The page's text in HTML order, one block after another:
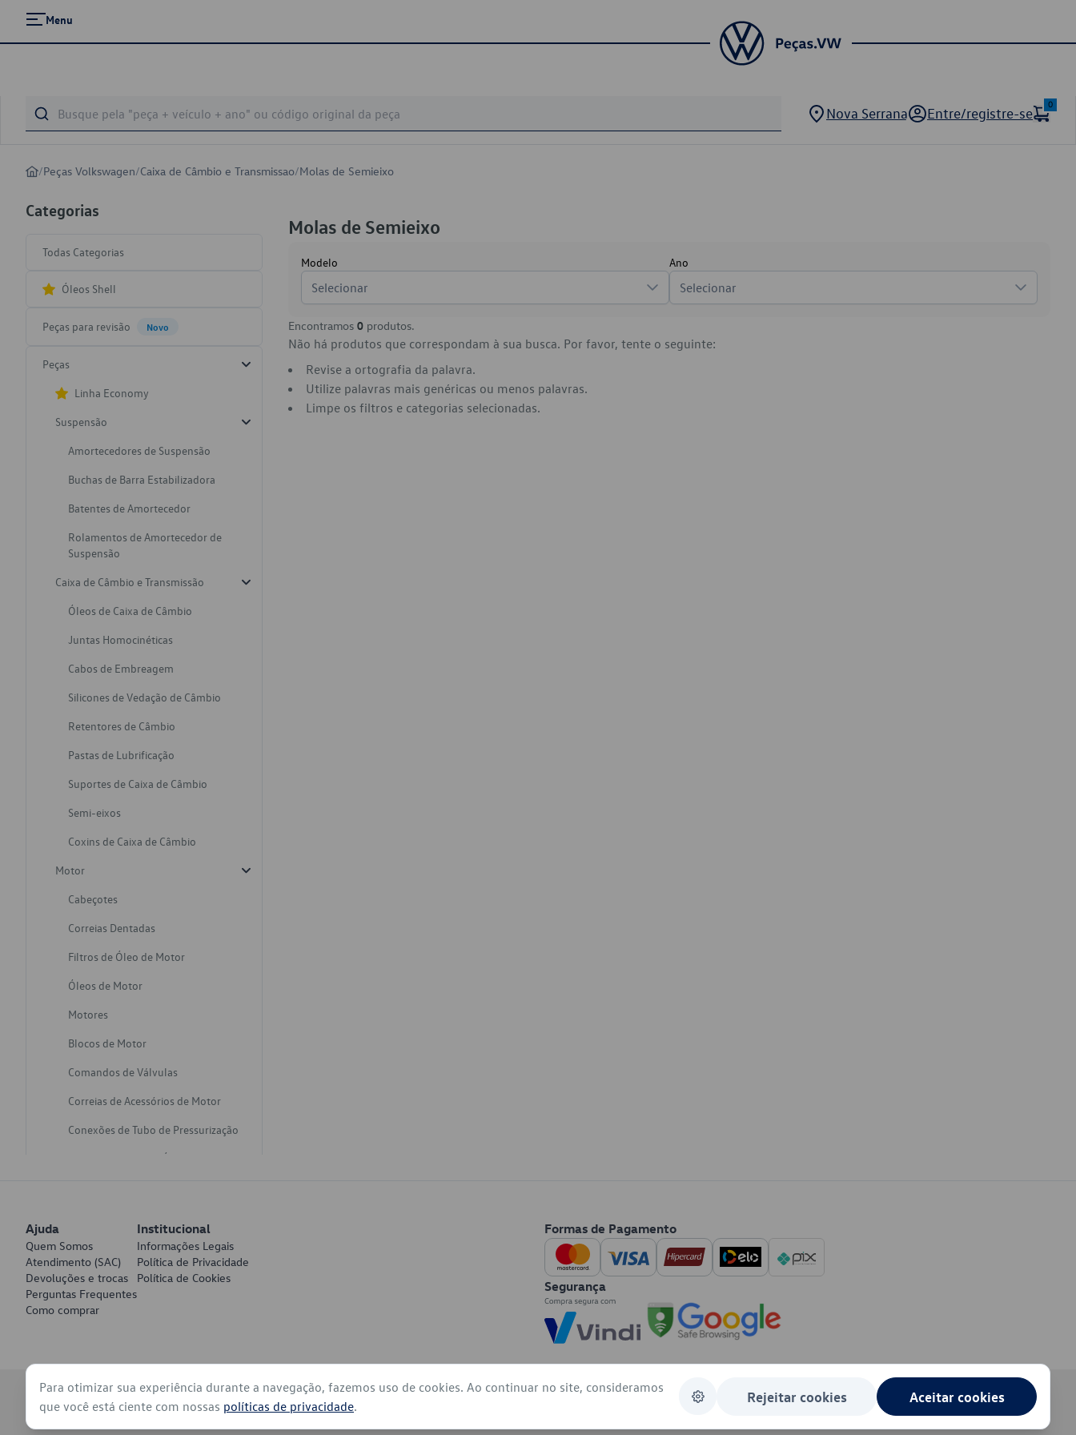
Menu
Nova Serrana Entre/registre-se
0
/Peças Volkswagen/Caixa de Câmbio e Transmissao/Molas de Semieixo
Categorias
Todas Categorias
Óleos Shell
Peças para revisão Novo
Peças
Linha Economy
Suspensão
Amortecedores de Suspensão
Buchas de Barra Estabilizadora
Batentes de Amortecedor
Rolamentos de Amortecedor de
Suspensão
Caixa de Câmbio e Transmissão
Óleos de Caixa de Câmbio
Juntas Homocinéticas
Cabos de Embreagem
Silicones de Vedação de Câmbio
Retentores de Câmbio
Pastas de Lubrificação
Suportes de Caixa de Câmbio
Semi-eixos
Coxins de Caixa de Câmbio
Motor
Cabeçotes
Correias Dentadas
Filtros de Óleo de Motor
Óleos de Motor
Motores
Blocos de Motor
Comandos de Válvulas
Correias de Acessórios de Motor
Conexões de Tubo de Pressurização
Varetas de Nivel de Óleo
Discos de Freio
Juntas de Bomba de Vácuo
Mangueiras de Vácuo de Servo
Pratos de Disco de Freio
Travas de Pastilha de Freio
Molas de Semieixo
Modelo
Selecionar
Ano
Selecionar
Encontramos 0 produtos.
Não há produtos que correspondam à sua busca. Por favor, tente o seguinte:
Revise a ortografia da palavra.
Utilize palavras mais genéricas ou menos palavras.
Limpe os filtros e categorias selecionadas.
Ajuda
Quem Somos
Atendimento (SAC)
Devoluções e trocas
Perguntas Frequentes
Como comprar
Institucional
Informações Legais
Política de Privacidade
Política de Cookies
Formas de Pagamento
Segurança
© 2026 - Volkswagen do Brasil - Todos os direitos reservados
Para otimizar sua experiência durante a navegação, fazemos uso de cookies. Ao continuar no site, consideramos
que você está ciente com nossas políticas de privacidade.
Rejeitar cookies Aceitar cookies